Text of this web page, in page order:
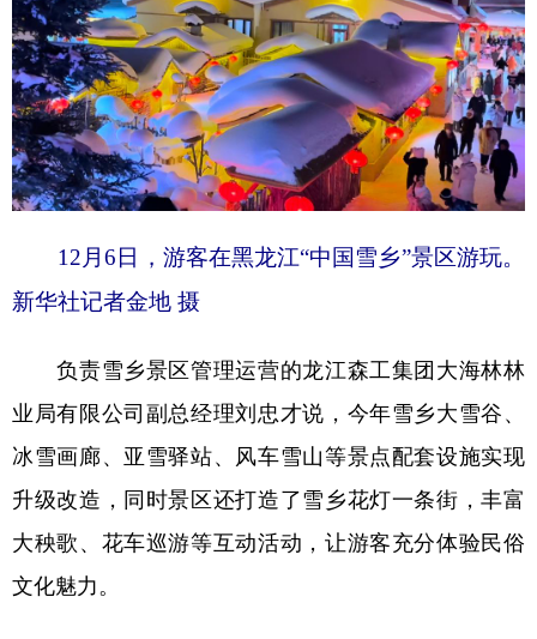
12月6日，游客在黑龙江“中国雪乡”景区游玩。
新华社记者金地 摄
负责雪乡景区管理运营的龙江森工集团大海林林
业局有限公司副总经理刘忠才说，今年雪乡大雪谷、
冰雪画廊、亚雪驿站、风车雪山等景点配套设施实现
升级改造，同时景区还打造了雪乡花灯一条街，丰富
大秧歌、花车巡游等互动活动，让游客充分体验民俗
文化魅力。